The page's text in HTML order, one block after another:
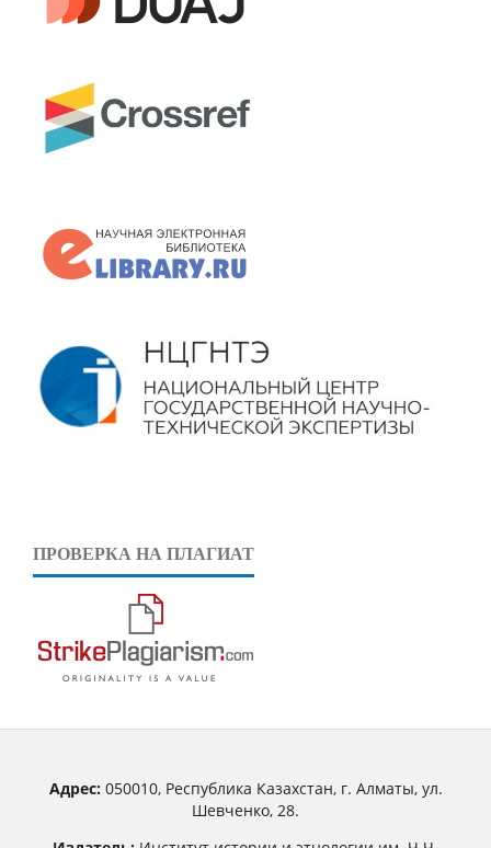
ПРОВЕРКА НА ПЛАГИАТ
Адрес:050010, Республика Казахстан, г. Алматы, ул.
Шевченко, 28.